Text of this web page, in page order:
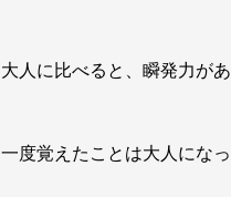
大人に比べると、瞬発力があ
一度覚えたことは大人にな